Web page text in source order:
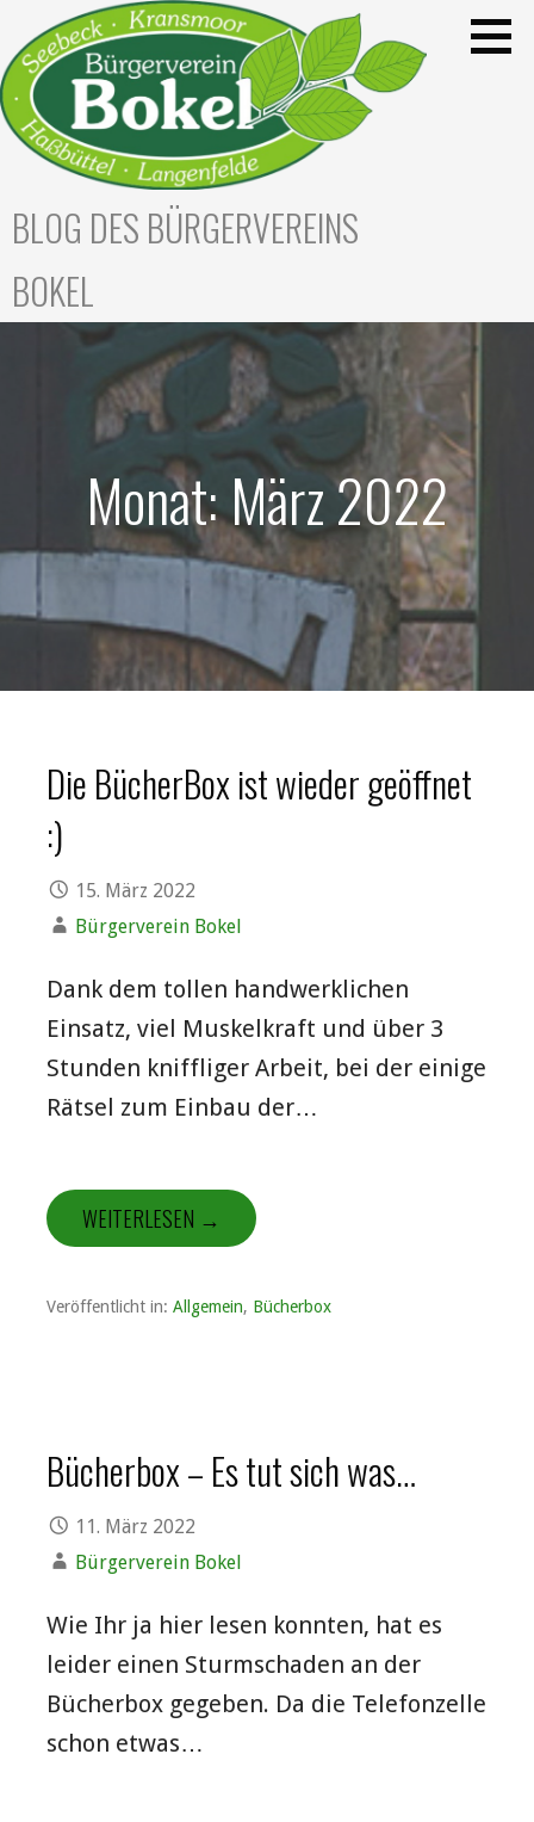
Inhalt
springen
BLOG DES BÜRGERVEREINS
BOKEL
Monat: März 2022
Die BücherBox ist wieder geöffnet
:)
15. März 2022
Bürgerverein Bokel
Dank dem tollen handwerklichen
Einsatz, viel Muskelkraft und über 3
Stunden kniffliger Arbeit, bei der einige
Rätsel zum Einbau der…
WEITERLESEN →
Veröffentlicht in: Allgemein, Bücherbox
Bücherbox – Es tut sich was…
11. März 2022
Bürgerverein Bokel
Wie Ihr ja hier lesen konnten, hat es
leider einen Sturmschaden an der
Bücherbox gegeben. Da die Telefonzelle
schon etwas…